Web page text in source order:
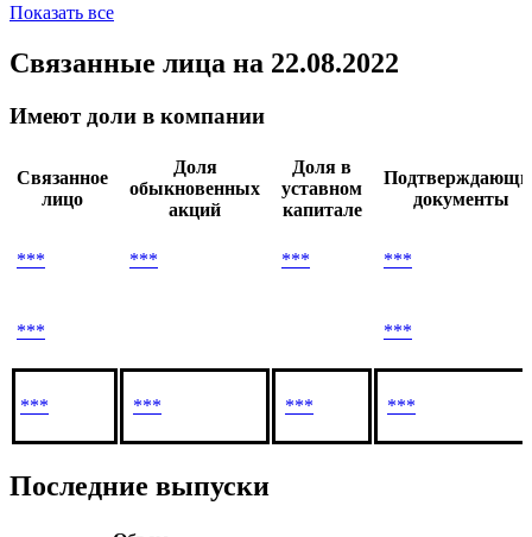
Caboto Holding SIM
Имеют доли в компании
Связанное
обыкновенных
уставном
*** ***
*** ***
*** ***